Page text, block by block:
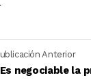
Anterior
negociable la